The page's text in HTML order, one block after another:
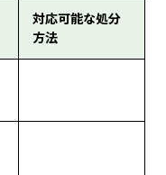
対応可能な処分
方法